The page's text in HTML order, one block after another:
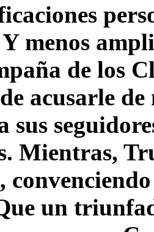
menos
de los
acusarle
sus
Mientras,
un